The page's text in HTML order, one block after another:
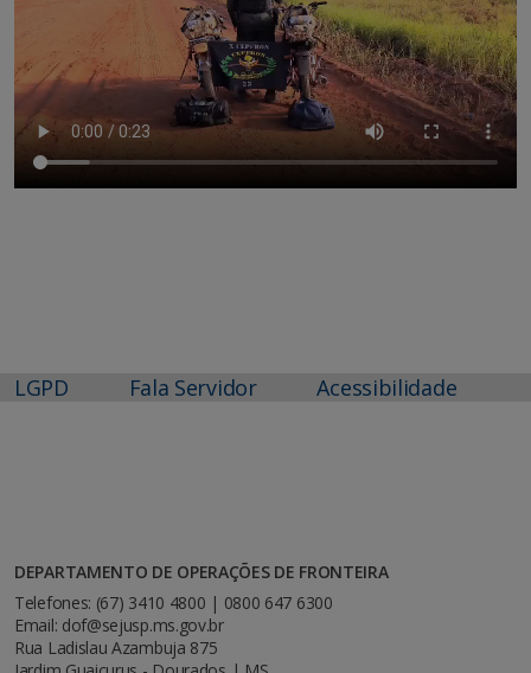
LGPD Fala Servidor Acessibilidade
DEPARTAMENTO DE OPERAÇÕES DE FRONTEIRA
Telefones: (67) 3410 4800 | 0800 647 6300
Email: dof@sejusp.ms.gov.br
Rua Ladislau Azambuja 875